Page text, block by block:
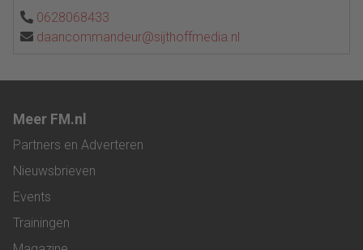
0628068433
daancommandeur@sijthoffmedia.nl
Meer FM.nl
Partners en Adverteren
Nieuwsbrieven
Events
Trainingen